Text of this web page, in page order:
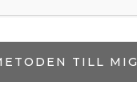
TILL MIG